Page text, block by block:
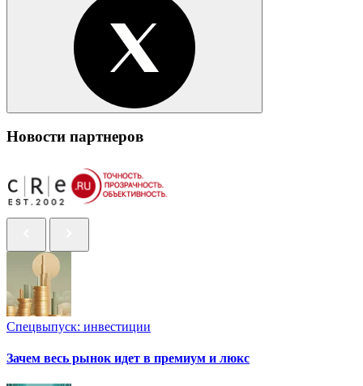
Новости партнеров
Спецвыпуск: инвестиции
Зачем весь рынок идет в премиум и люкс